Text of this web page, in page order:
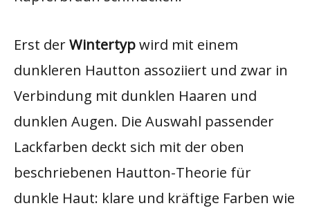
Erst derWintertypwird mit einem
dunkleren Hautton assoziiert und zwar in
Verbindung mit dunklen Haaren und
dunklen Augen. Die Auswahl passender
Lackfarben deckt sich mit der oben
beschriebenen Hautton-Theorie für
dunkle Haut: klare und kräftige Farben wie